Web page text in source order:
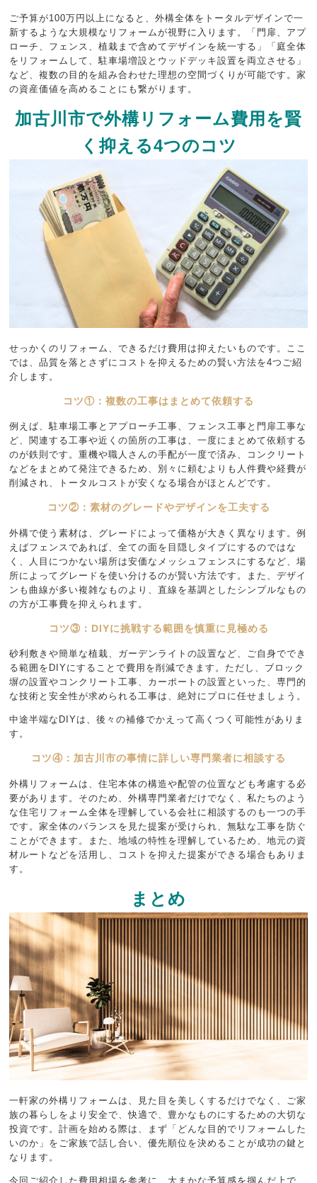
ご予算が100万円以上になると、外構全体をトータルデザインで一
新するような大規模なリフォームが視野に入ります。「門扉、アプ
ローチ、フェンス、植栽まで含めてデザインを統一する」「庭全体
をリフォームして、駐車場増設とウッドデッキ設置を両立させる」
など、複数の目的を組み合わせた理想の空間づくりが可能です。家
の資産価値を高めることにも繋がります。
加古川市で外構リフォーム費用を賢
く抑える4つのコツ
せっかくのリフォーム、できるだけ費用は抑えたいものです。ここ
では、品質を落とさずにコストを抑えるための賢い方法を4つご紹
介します。
コツ①：複数の工事はまとめて依頼する
例えば、駐車場工事とアプローチ工事、フェンス工事と門扉工事な
ど、関連する工事や近くの箇所の工事は、一度にまとめて依頼する
のが鉄則です。重機や職人さんの手配が一度で済み、コンクリート
などをまとめて発注できるため、別々に頼むよりも人件費や経費が
削減され、トータルコストが安くなる場合がほとんどです。
コツ②：素材のグレードやデザインを工夫する
外構で使う素材は、グレードによって価格が大きく異なります。例
えばフェンスであれば、全ての面を目隠しタイプにするのではな
く、人目につかない場所は安価なメッシュフェンスにするなど、場
所によってグレードを使い分けるのが賢い方法です。また、デザイ
ンも曲線が多い複雑なものより、直線を基調としたシンプルなもの
の方が工事費を抑えられます。
コツ③：DIYに挑戦する範囲を慎重に見極める
砂利敷きや簡単な植栽、ガーデンライトの設置など、ご自身ででき
る範囲をDIYにすることで費用を削減できます。ただし、ブロック
塀の設置やコンクリート工事、カーポートの設置といった、専門的
な技術と安全性が求められる工事は、絶対にプロに任せましょう。
中途半端なDIYは、後々の補修でかえって高くつく可能性がありま
す。
コツ④：加古川市の事情に詳しい専門業者に相談する
外構リフォームは、住宅本体の構造や配管の位置なども考慮する必
要があります。そのため、外構専門業者だけでなく、私たちのよう
な住宅リフォーム全体を理解している会社に相談するのも一つの手
です。家全体のバランスを見た提案が受けられ、無駄な工事を防ぐ
ことができます。また、地域の特性を理解しているため、地元の資
材ルートなどを活用し、コストを抑えた提案ができる場合もありま
す。
まとめ
一軒家の外構リフォームは、見た目を美しくするだけでなく、ご家
族の暮らしをより安全で、快適で、豊かなものにするための大切な
投資です。計画を始める際は、まず「どんな目的でリフォームした
いのか」をご家族で話し合い、優先順位を決めることが成功の鍵と
なります。
今回ご紹介した費用相場を参考に、大まかな予算感を掴んだ上で、